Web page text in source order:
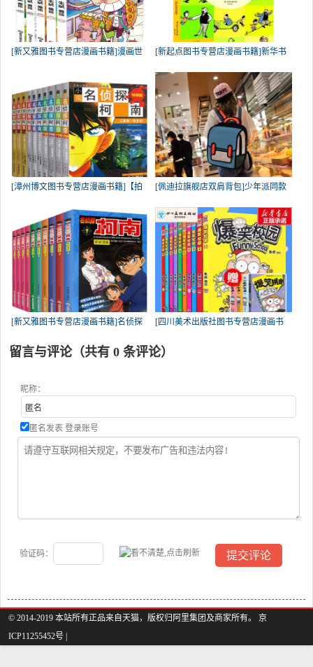
[新又雅图书专营店漫画书籍]漫画世 [新起点图书专营店漫画书籍]新华书
[漳州博文图书专营店漫画书籍]【拍 [佩迪拉旗舰店双肩背包]少年派同款
[新又雅图书专营店漫画书籍]名侦探 [四川美术出版社图书专营店漫画书
留言与评论（共有 0 条评论）
昵称：
匿名发表 登录账号
验证码：
© 2014-2019 本站所有正品来自天猫，版权归阿里集团及商家所有。 京
ICP11255452号 |